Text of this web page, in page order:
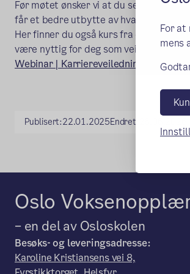
For at
mens
Før møtet ønsker vi at du ser på
får et bedre utbytte av hva vi snakker
Her finner du også kurs fra
være nyttig for deg som veileder:
Webinar | Karriereveiledning.no
Publisert:22.01.2025Endret:
Oslo
– en del av Osloskolen
Besøks- og leveringsadresse:
Karoline Kristiansens vei 8,